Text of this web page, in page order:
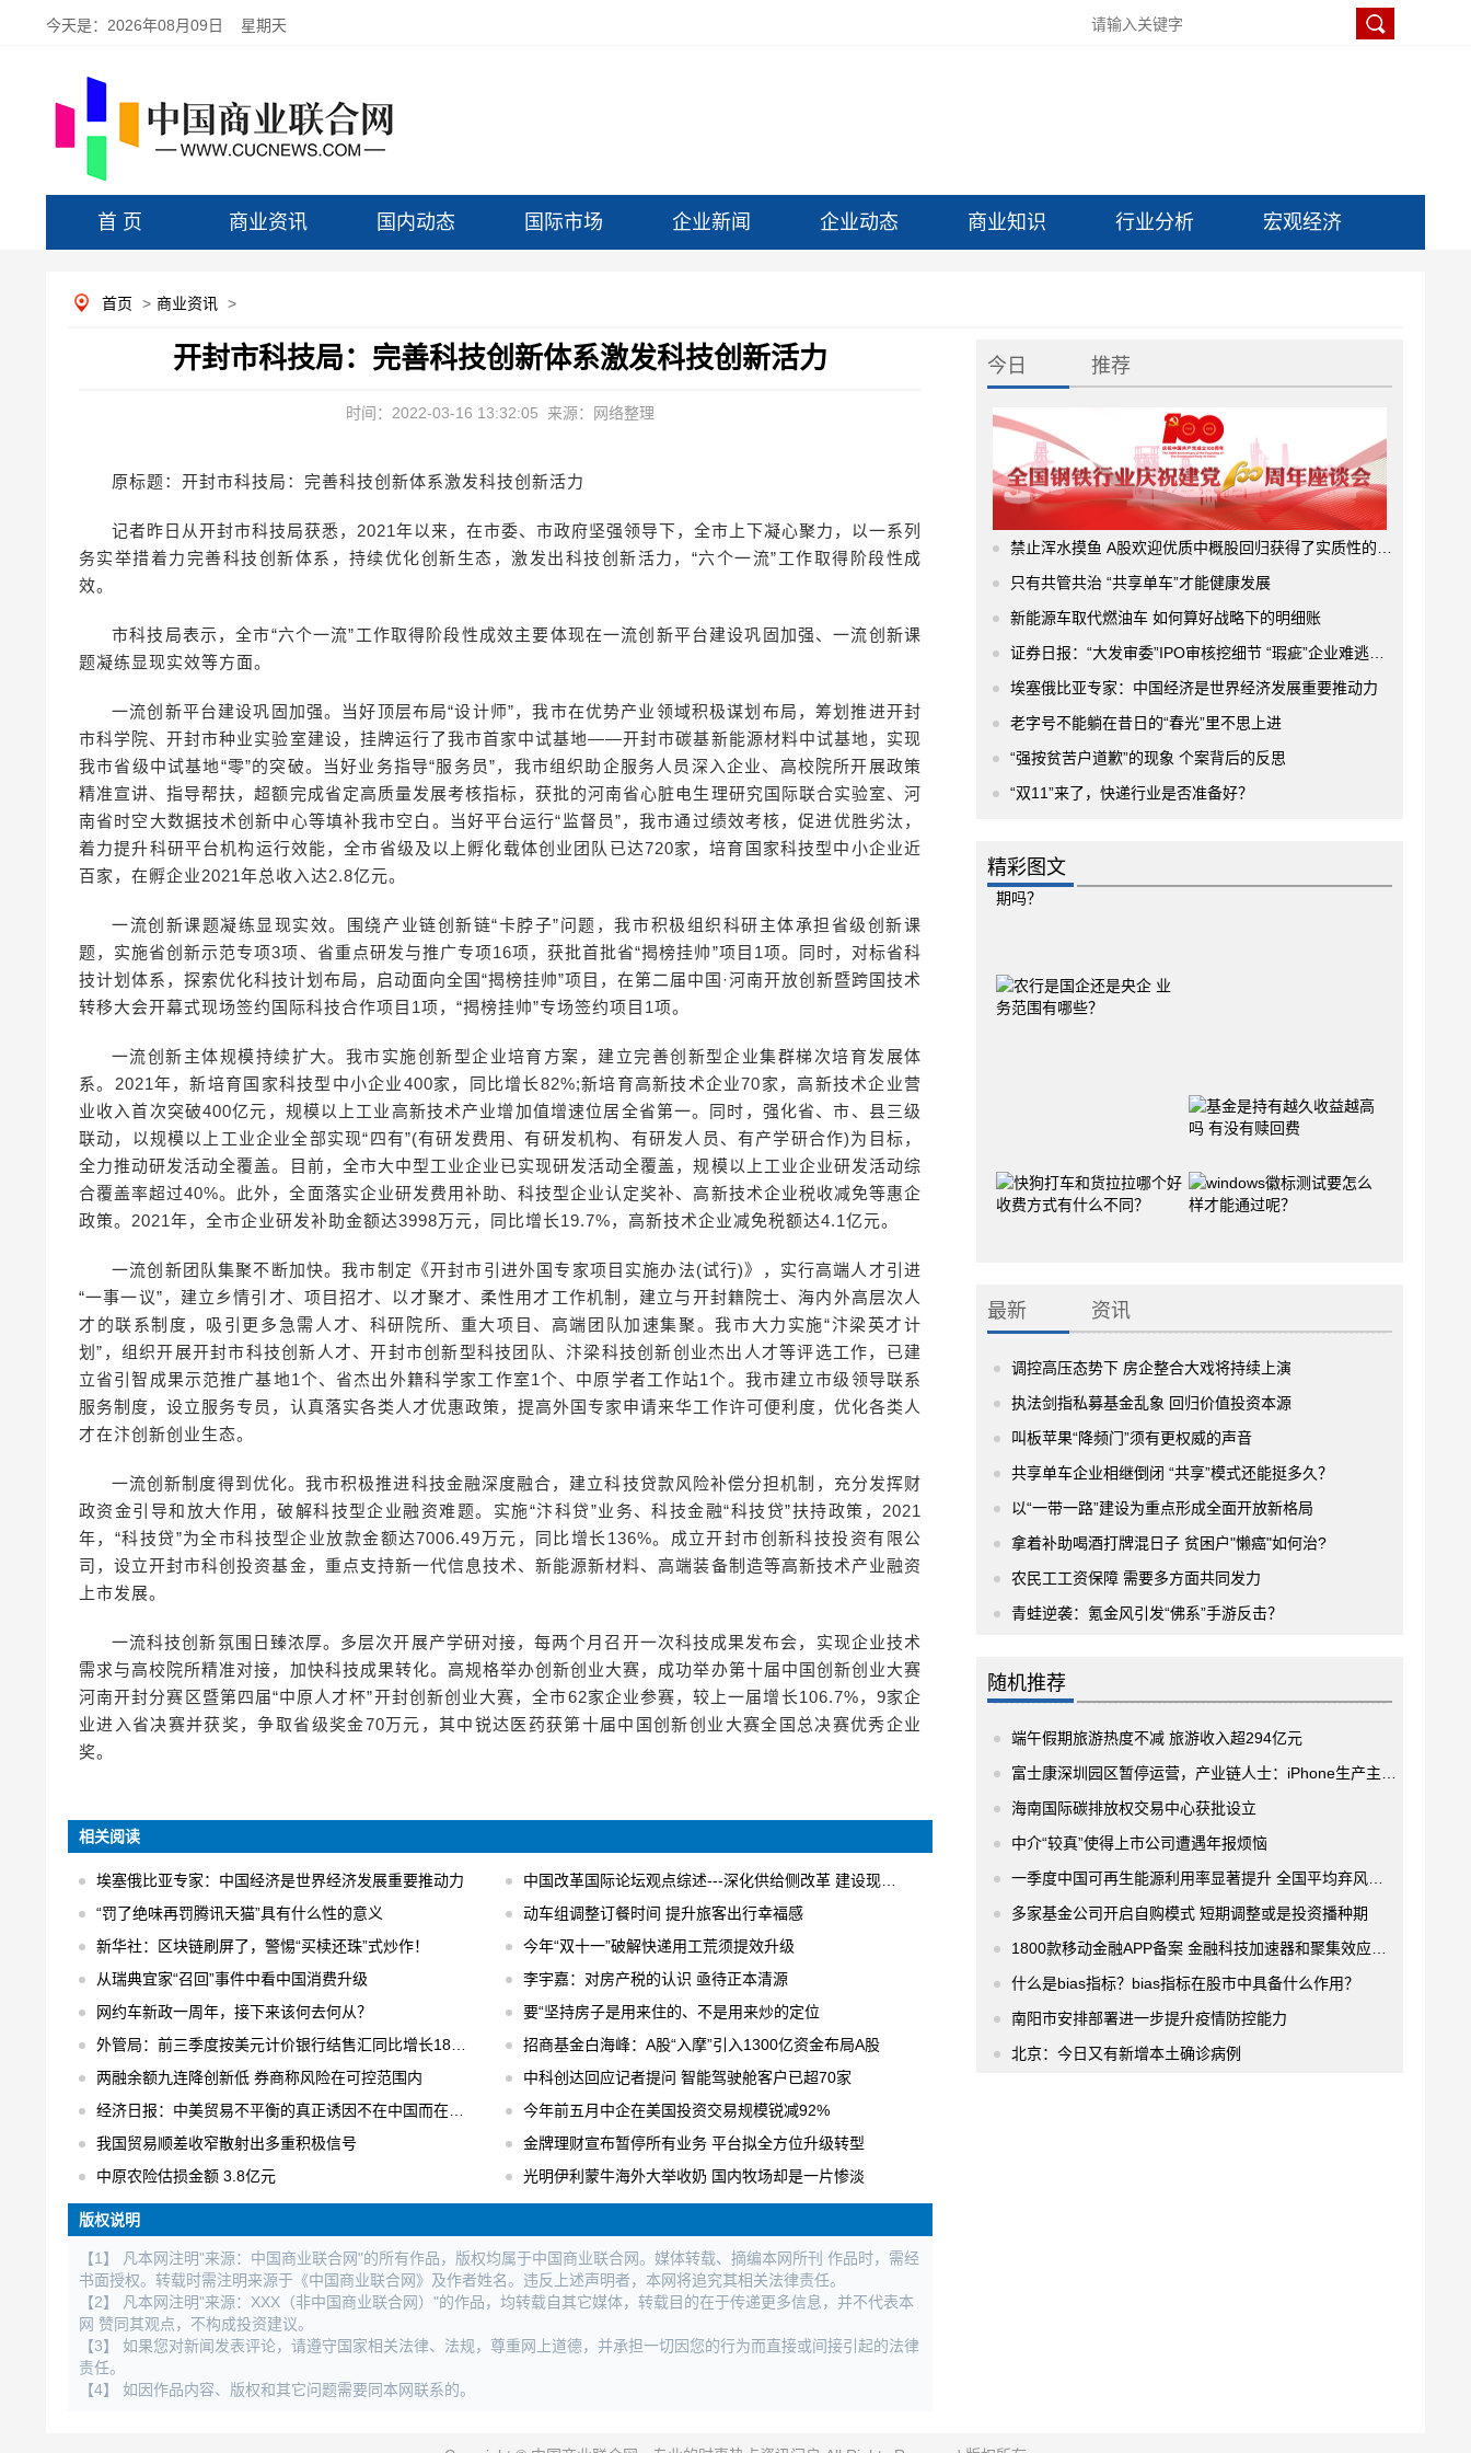
今天是： 2026年08月09日 星期天
首 页 商业资讯 国内动态 国际市场 企业新闻 企业动态 商业知识 行业分析 宏观经济
首页 > 商业资讯 >
开封市科技局：完善科技创新体系激发科技创新活力
时间：2022-03-16 13:32:05 来源：网络整理
原标题：开封市科技局：完善科技创新体系激发科技创新活力
记者昨日从开封市科技局获悉，2021年以来，在市委、市政府坚强领导下，全市上下凝心聚力，以一系列
务实举措着力完善科技创新体系，持续优化创新生态，激发出科技创新活力，“六个一流”工作取得阶段性成
效。
市科技局表示，全市“六个一流”工作取得阶段性成效主要体现在一流创新平台建设巩固加强、一流创新课
题凝练显现实效等方面。
一流创新平台建设巩固加强。当好顶层布局“设计师”，我市在优势产业领域积极谋划布局，筹划推进开封
市科学院、开封市种业实验室建设，挂牌运行了我市首家中试基地——开封市碳基新能源材料中试基地，实现
我市省级中试基地“零”的突破。当好业务指导“服务员”，我市组织助企服务人员深入企业、高校院所开展政策
精准宣讲、指导帮扶，超额完成省定高质量发展考核指标，获批的河南省心脏电生理研究国际联合实验室、河
南省时空大数据技术创新中心等填补我市空白。当好平台运行“监督员”，我市通过绩效考核，促进优胜劣汰，
着力提升科研平台机构运行效能，全市省级及以上孵化载体创业团队已达720家，培育国家科技型中小企业近
百家，在孵企业2021年总收入达2.8亿元。
一流创新课题凝练显现实效。围绕产业链创新链“卡脖子”问题，我市积极组织科研主体承担省级创新课
题，实施省创新示范专项3项、省重点研发与推广专项16项，获批首批省“揭榜挂帅”项目1项。同时，对标省科
技计划体系，探索优化科技计划布局，启动面向全国“揭榜挂帅”项目，在第二届中国·河南开放创新暨跨国技术
转移大会开幕式现场签约国际科技合作项目1项，“揭榜挂帅”专场签约项目1项。
一流创新主体规模持续扩大。我市实施创新型企业培育方案，建立完善创新型企业集群梯次培育发展体
系。2021年，新培育国家科技型中小企业400家，同比增长82%;新培育高新技术企业70家，高新技术企业营
业收入首次突破400亿元，规模以上工业高新技术产业增加值增速位居全省第一。同时，强化省、市、县三级
联动，以规模以上工业企业全部实现“四有”(有研发费用、有研发机构、有研发人员、有产学研合作)为目标，
全力推动研发活动全覆盖。目前，全市大中型工业企业已实现研发活动全覆盖，规模以上工业企业研发活动综
合覆盖率超过40%。此外，全面落实企业研发费用补助、科技型企业认定奖补、高新技术企业税收减免等惠企
政策。2021年，全市企业研发补助金额达3998万元，同比增长19.7%，高新技术企业减免税额达4.1亿元。
一流创新团队集聚不断加快。我市制定《开封市引进外国专家项目实施办法(试行)》，实行高端人才引进
“一事一议”，建立乡情引才、项目招才、以才聚才、柔性用才工作机制，建立与开封籍院士、海内外高层次人
才的联系制度，吸引更多急需人才、科研院所、重大项目、高端团队加速集聚。我市大力实施“汴梁英才计
划”，组织开展开封市科技创新人才、开封市创新型科技团队、汴梁科技创新创业杰出人才等评选工作，已建
立省引智成果示范推广基地1个、省杰出外籍科学家工作室1个、中原学者工作站1个。我市建立市级领导联系
服务制度，设立服务专员，认真落实各类人才优惠政策，提高外国专家申请来华工作许可便利度，优化各类人
才在汴创新创业生态。
一流创新制度得到优化。我市积极推进科技金融深度融合，建立科技贷款风险补偿分担机制，充分发挥财
政资金引导和放大作用，破解科技型企业融资难题。实施“汴科贷”业务、科技金融“科技贷”扶持政策，2021
年，“科技贷”为全市科技型企业放款金额达7006.49万元，同比增长136%。成立开封市创新科技投资有限公
司，设立开封市科创投资基金，重点支持新一代信息技术、新能源新材料、高端装备制造等高新技术产业融资
上市发展。
一流科技创新氛围日臻浓厚。多层次开展产学研对接，每两个月召开一次科技成果发布会，实现企业技术
需求与高校院所精准对接，加快科技成果转化。高规格举办创新创业大赛，成功举办第十届中国创新创业大赛
河南开封分赛区暨第四届“中原人才杯”开封创新创业大赛，全市62家企业参赛，较上一届增长106.7%，9家企
业进入省决赛并获奖，争取省级奖金70万元，其中锐达医药获第十届中国创新创业大赛全国总决赛优秀企业
奖。
相关阅读
埃塞俄比亚专家：中国经济是世界经济发展重要推动力
中国改革国际论坛观点综述---深化供给侧改革 建设现代化经济体系
“罚了绝味再罚腾讯天猫”具有什么性的意义
动车组调整订餐时间 提升旅客出行幸福感
新华社：区块链刷屏了，警惕“买椟还珠”式炒作！
今年“双十一”破解快递用工荒须提效升级
从瑞典宜家“召回”事件中看中国消费升级
李宇嘉：对房产税的认识 亟待正本清源
网约车新政一周年，接下来该何去何从？
要“坚持房子是用来住的、不是用来炒的定位
外管局：前三季度按美元计价银行结售汇同比增长18% 结售汇逆差下降75%
招商基金白海峰：A股“入摩”引入1300亿资金布局A股
两融余额九连降创新低 券商称风险在可控范围内
中科创达回应记者提问 智能驾驶舱客户已超70家
经济日报：中美贸易不平衡的真正诱因不在中国而在美国
今年前五月中企在美国投资交易规模锐减92%
我国贸易顺差收窄散射出多重积极信号
金牌理财宣布暂停所有业务 平台拟全方位升级转型
中原农险估损金额 3.8亿元
光明伊利蒙牛海外大举收奶 国内牧场却是一片惨淡
版权说明
【1】 凡本网注明"来源：中国商业联合网"的所有作品，版权均属于中国商业联合网。媒体转载、摘编本网所刊 作品时，需经
书面授权。转载时需注明来源于《中国商业联合网》及作者姓名。违反上述声明者，本网将追究其相关法律责任。
【2】 凡本网注明"来源：XXX（非中国商业联合网）"的作品，均转载自其它媒体，转载目的在于传递更多信息，并不代表本
网 赞同其观点，不构成投资建议。
【3】 如果您对新闻发表评论，请遵守国家相关法律、法规，尊重网上道德，并承担一切因您的行为而直接或间接引起的法律
责任。
【4】 如因作品内容、版权和其它问题需要同本网联系的。
今日 推荐
禁止浑水摸鱼 A股欢迎优质中概股回归获得了实质性的进展
只有共管共治 “共享单车”才能健康发展
新能源车取代燃油车 如何算好战略下的明细账
证券日报：“大发审委”IPO审核挖细节 “瑕疵”企业难逃法眼
埃塞俄比亚专家：中国经济是世界经济发展重要推动力
老字号不能躺在昔日的“春光”里不思上进
“强按贫苦户道歉”的现象 个案背后的反思
“双11”来了，快递行业是否准备好？
精彩图文
最新 资讯
调控高压态势下 房企整合大戏将持续上演
执法剑指私募基金乱象 回归价值投资本源
叫板苹果“降频门”须有更权威的声音
共享单车企业相继倒闭 “共享”模式还能挺多久？
以“一带一路”建设为重点形成全面开放新格局
拿着补助喝酒打牌混日子 贫困户"懒癌"如何治?
农民工工资保障 需要多方面共同发力
青蛙逆袭：氪金风引发“佛系”手游反击？
随机推荐
端午假期旅游热度不减 旅游收入超294亿元
富士康深圳园区暂停运营，产业链人士：iPhone生产主力郑州园区正常运营
海南国际碳排放权交易中心获批设立
中介“较真”使得上市公司遭遇年报烦恼
一季度中国可再生能源利用率显著提升 全国平均弃风率4%
多家基金公司开启自购模式 短期调整或是投资播种期
1800款移动金融APP备案 金融科技加速器和聚集效应凸显
什么是bias指标？bias指标在股市中具备什么作用？
南阳市安排部署进一步提升疫情防控能力
北京：今日又有新增本土确诊病例